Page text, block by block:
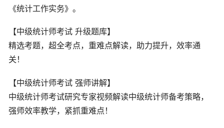
《统计工作实务》。
【中级统计师考试 升级题库】
精选考题，超全考点，重难点解读，助力提升，效率通
关！
【中级统计师考试 强师讲解】
中级统计师考试研究专家视频解读中级统计师备考策略，
强师效率教学，紧抓重难点！